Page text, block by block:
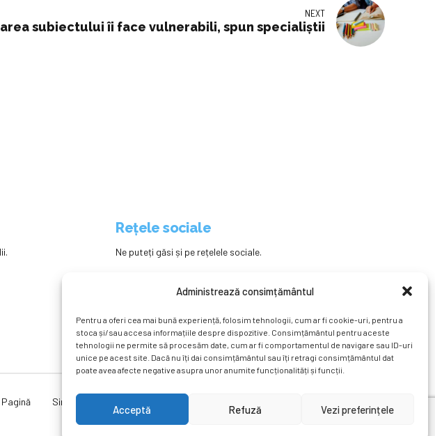
Administrează consimțământul
Pentru a oferi cea mai bună experiență, folosim tehnologii, cum ar fi cookie-uri, pentru a
stoca și/sau accesa informațiile despre dispozitive. Consimțământul pentru aceste
tehnologii ne permite să procesăm date, cum ar fi comportamentul de navigare sau ID-uri
unice pe acest site. Dacă nu îți dai consimțământul sau îți retragi consimțământul dat
poate avea afecte negative asupra unor anumite funcționalități și funcții.
Acceptă Refuză Vezi preferințele
NEXT
subiectului îi face vulnerabili, spun specialiștii
Rețele sociale
Ne puteți găsi și pe rețelele sociale.
Simpozion Internațional